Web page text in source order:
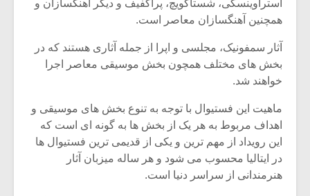
استراوینسکی، شستاکُویچ، پراکُفیف و دیگر آهنگسازان و
همچنین آهنگسازان معاصر است.
آثار سمفونیک، مجلسی و اپرا از جمله آثاری هستند که در
بخش های مختلف همچون بخش موسیقی معاصر اجرا
خواهند شد.
ماهیت این فستیوال با توجه به تنوع بخش های موسیقی و
اهداف مربوط به هر یک از بخش ها به گونه ای است که
این رویداد از مهم ترین و یکی از قدیمی ترین فستیوال ها
در ایتالیا محسوب می شود و هر ساله میزبان آثار
هنرمندانی از سراسر دنیا است.
یادداشتی بر موسیقی
متن فیلم «متری
اگر نمی توانی
بدنام ترین باش
دوره
برگزار